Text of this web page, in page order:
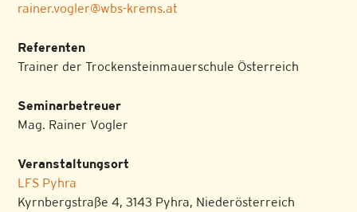
rainer.vogler@wbs-krems.at
Referenten
Trainer der Trockensteinmauerschule Österreich
Seminarbetreuer
Mag. Rainer Vogler
Veranstaltungsort
LFS Pyhra
Kyrnbergstraße 4, 3143 Pyhra, Niederösterreich